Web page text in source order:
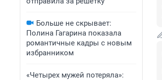
Больше не скрывает:
Полина Гагарина показала
романтичные кадры с новым
избранником
«Четырех мужей потеряла»: